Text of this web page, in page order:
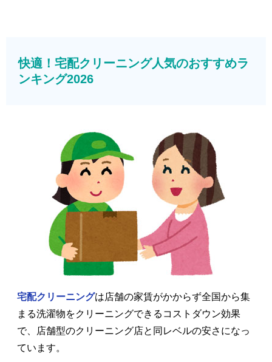
快適！宅配クリーニング人気のおすすめラ
ンキング2026
宅配クリーニングは店舗の家賃がかからず全国から集
まる洗濯物をクリーニングできるコストダウン効果
で、店舗型のクリーニング店と同レベルの安さになっ
ています。